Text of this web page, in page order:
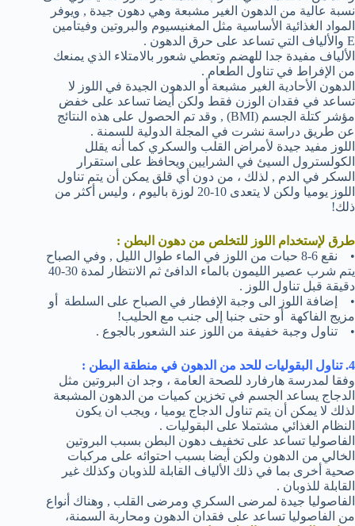
نسبة عالية من الدهون الغير مشبعة وهي دهون جيدة , ويوفر
المواد الغذائية الأساسية مثل المغنيسيوم والبروتين وفيتامين
E والألياف التي تساعد على حرق الدهون .
الألياف مفيدة جدا للهضم وتعطي شعور بالامتلاء الذي يمنعك
من الإفراط في تناول الطعام .
الدهون الأحادية الغير مشبعة أو الدهون الجيدة في اللوز لا
تساعد في فقدان الوزن فقط ولكن أيضا تساعد على خفض
مؤشر كتلة الجسم (BMI) , وقد تم الحصول على هذه النتائج
عن طريق دراسة نشرت في المجلة الدولية للسمنة .
اللوز مفيد جيدة لأمراض القلب والسكري كما أنه يقلل
الكولسترول السيئ في الشرايين ويحافظ على استقرار
السكر في الدم , لذلك ، من دون أي قلق يمكن أن يتم تناول
اللوز يوميا ولكن لا يتعدى 10-20 لوزة باليوم ، وليس أكثر من
ذلك!
طرق لإستخدام اللوز للتخلص من دهون البطن :
• نقع 6-8 حبات من اللوز في الماء طوال الليل , وفي الصباح
يتم شرب عصير الليمون بالماء الدافئ ثم الانتظار لمدة 30-40
دقيقة قبل تناول اللوز .
• إضافة اللوز الى وجبة الإفطار في الصباح على السلطة أو
مزيج الفاكهة أو حتى جنبا إلى جنب مع الحليب!
• تناول وجبة خفيفة من اللوز عند الشعور بالجوع .
4. تناول البقوليات للحد من الدهون في منطقة البطن :
وفقا لمدرسة هارفارد للصحة العامة ، وجد ان البروتين مثل
الدجاج يساعد الجسم في تخزين كميات من الدهون المشبعة
لذلك لا يمكن أن يتم تناول الدجاج يوميا ، ويجب ان يكون
النظام الغذائي مشتملا على البقوليات .
الفاصوليا تساعد على تخفيف دهون البطن بسبب البروتين
الخالي من الدهون ولكن أيضا بسبب احتوائه على مركبات
صحية أخرى بما في ذلك الألياف القابلة للذوبان وكذلك غير
القابلة للذوبان .
الفاصوليا جيدة لمرضى السكري ومرضى القلب , وهناك أنواع
من الفاصوليا تساعد على فقدان الدهون ومحاربة السمنة،